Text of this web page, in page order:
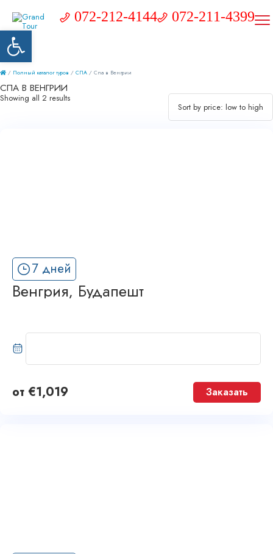
Открыть панель инструментов
072-212-4144 072-211-4399
/ Полный каталог туров / СПА / Cпа в Венгрии
CПА В ВЕНГРИИ
Showing all 2 results
7 дней
Венгрия, Будапешт
от €1,019 Заказать